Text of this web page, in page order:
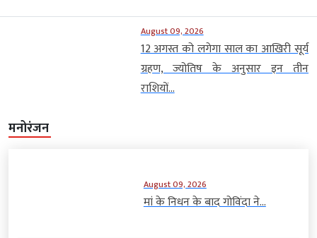
August 09, 2026
12 अगस्त को लगेगा साल का आखिरी सूर्य
ग्रहण, ज्योतिष के अनुसार इन तीन
राशियों...
मनोरंजन
August 09, 2026
मां के निधन के बाद गोविंदा ने...